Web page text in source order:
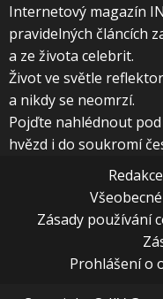
Internetový magazín
pravidelných článcích
a ze života celebrit.
Život ve světle
a nikdy se neomrzí.
Pojďte nahlédnout
hvězd i do soukromí
Redakce
Zásady používání
Prohlášení o